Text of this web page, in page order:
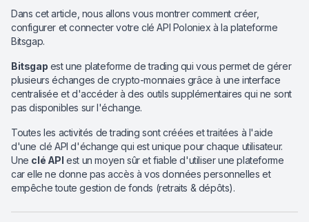
Dans cet article, nous allons vous montrer comment créer,
configurer et connecter votre clé API Poloniex à la plateforme
Bitsgap.
Bitsgap est une plateforme de trading qui vous permet de gérer
plusieurs échanges de crypto-monnaies grâce à une interface
centralisée et d'accéder à des outils supplémentaires qui ne sont
pas disponibles sur l'échange.
Toutes les activités de trading sont créées et traitées à l'aide
d'une clé API d'échange qui est unique pour chaque utilisateur.
Une clé API est un moyen sûr et fiable d'utiliser une plateforme
car elle ne donne pas accès à vos données personnelles et
empêche toute gestion de fonds (retraits & dépôts).